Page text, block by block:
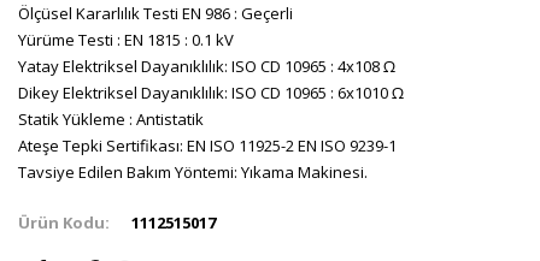
Ölçüsel Kararlılık Testi EN 986 : Geçerli
Yürüme Testi : EN 1815 : 0.1 kV
Yatay Elektriksel Dayanıklılık: ISO CD 10965 : 4x108 Ω
Dikey Elektriksel Dayanıklılık: ISO CD 10965 : 6x1010 Ω
Statik Yükleme : Antistatik
Ateşe Tepki Sertifikası: EN ISO 11925-2 EN ISO 9239-1
Tavsiye Edilen Bakım Yöntemi: Yıkama Makinesi.
Ürün Kodu: 1112515017